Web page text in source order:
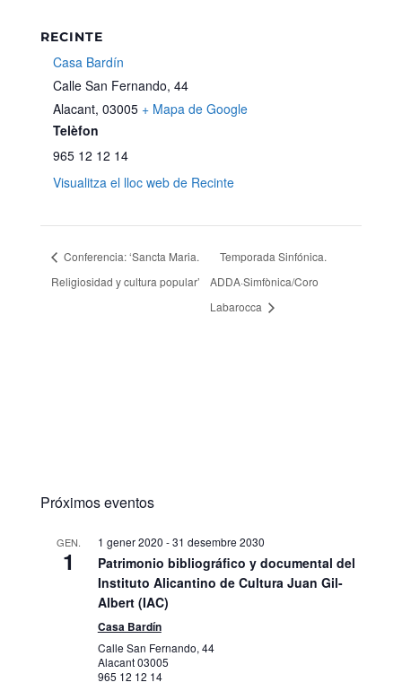
RECINTE
Casa Bardín
Calle San Fernando, 44
Alacant, 03005 + Mapa de Google
Telèfon
965 12 12 14
Visualitza el lloc web de Recinte
Conferencia: ‘Sancta Maria.
Religiosidad y cultura popular’
Temporada Sinfónica.
ADDA·Simfònica/Coro
Labarocca
Próximos eventos
GEN.
1
1 gener 2020 -31 desembre 2030
Patrimonio bibliográfico y documental del
Instituto Alicantino de Cultura Juan Gil-
Albert (IAC)
Casa Bardín
Calle San Fernando, 44
Alacant03005
965 12 12 14